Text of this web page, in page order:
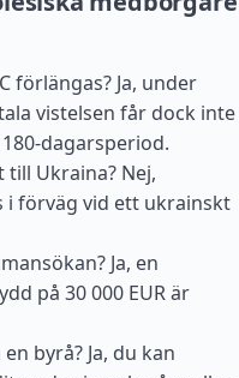
förlängas? Ja, under
vistelsen får dock inte
dagarsperiod.
till Ukraina? Nej,
i förväg vid ett ukrainskt
Ja, en
på 30 000 EUR är
byrå? Ja, du kan